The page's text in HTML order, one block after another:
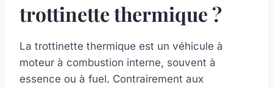
trottinette thermique ?
La trottinette thermique est un véhicule à
moteur à combustion interne, souvent à
essence ou à fuel. Contrairement aux